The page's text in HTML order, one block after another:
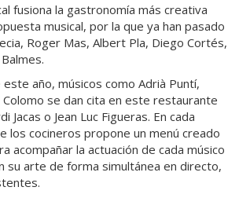
fusiona la gastronomía más creativa
musical, por la que ya han pasado
Roger Mas, Albert Pla, Diego Cortés,
año, músicos como Adrià Puntí,
Colomo se dan cita en este restaurante
Jacas o Jean Luc Figueras. En cada
los cocineros propone un menú creado
acompañar la actuación de cada músico
su arte de forma simultánea en directo,